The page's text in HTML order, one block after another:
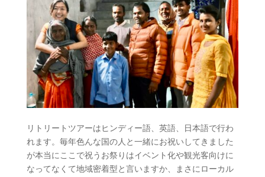
リトリートツアーはヒンディー語、英語、日本語で行わ
れます。毎年色んな国の人と一緒にお祝いしてきました
が本当にここで祝うお祭りはイベント化や観光客向けに
なってなくて地域密着型と言いますか、まさにローカル